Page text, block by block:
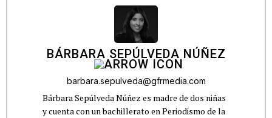
BÁRBARA SEPÚLVEDA NÚÑEZ
barbara.sepulveda@gfrmedia.com
Bárbara Sepúlveda Núñez es madre de dos niñas
y cuenta con un bachillerato en Periodismo de la